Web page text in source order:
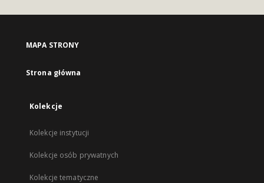
MAPA STRONY
Strona główna
Kolekcje
Kolekcje instytucji
Kolekcje osób prywatnych
Kolekcje tematyczne